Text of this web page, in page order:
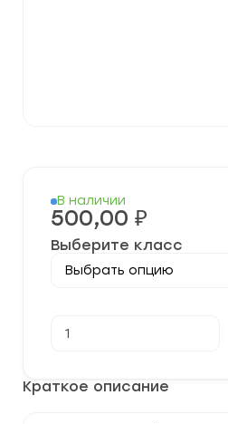
Краткое описание
В наличии
500,00 ₽
Выберите класс
товара
этап
по